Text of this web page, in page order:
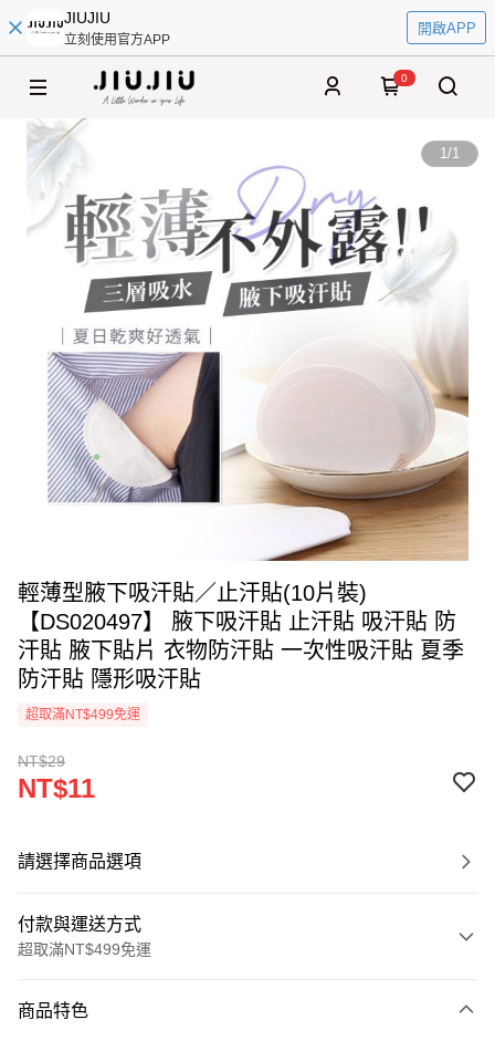
JIUJIU
立刻使用官方APP
開啟APP
0
1/1
輕薄型腋下吸汗貼／止汗貼(10片裝)
【DS020497】 腋下吸汗貼 止汗貼 吸汗貼 防
汗貼 腋下貼片 衣物防汗貼 一次性吸汗貼 夏季
防汗貼 隱形吸汗貼
超取滿NT$499免運
NT$29
NT$11
請選擇商品選項
付款與運送方式
超取滿NT$499免運
信用卡一次付款
商品特色